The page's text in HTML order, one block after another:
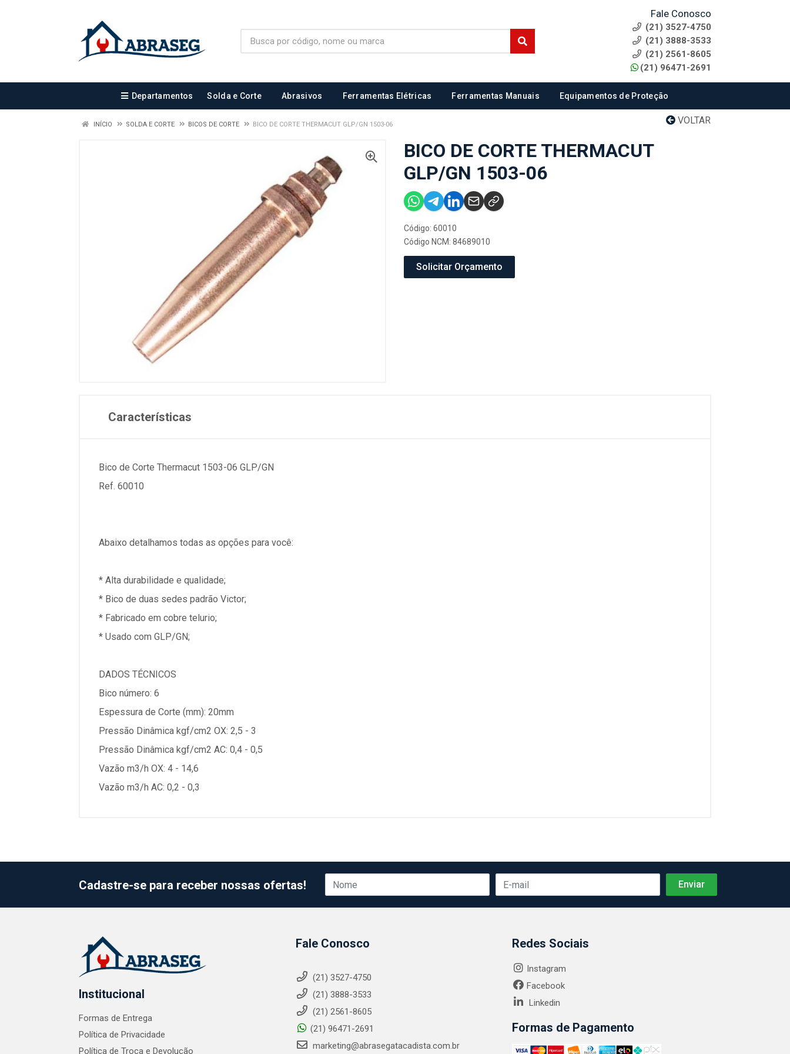
Fale Conosco
(21) 3527-4750
(21) 3888-3533
(21) 2561-8605
(21) 96471-2691
Departamentos Solda e Corte Abrasivos Ferramentas Elétricas Ferramentas Manuais Equipamentos de Proteção
VOLTAR
INÍCIO SOLDA E CORTE BICOS DE CORTE BICO DE CORTE THERMACUT GLP/GN 1503-06
BICO DE CORTE THERMACUT
GLP/GN 1503-06
Código: 60010
Código NCM: 84689010
Solicitar Orçamento
Características
Bico de Corte Thermacut 1503-06 GLP/GN
Ref. 60010
Abaixo detalhamos todas as opções para você:
* Alta durabilidade e qualidade;
* Bico de duas sedes padrão Victor;
* Fabricado em cobre telurio;
* Usado com GLP/GN;
DADOS TÉCNICOS
Bico número: 6
Espessura de Corte (mm): 20mm
Pressão Dinâmica kgf/cm2 OX: 2,5 - 3
Pressão Dinâmica kgf/cm2 AC: 0,4 - 0,5
Vazão m3/h OX: 4 - 14,6
Vazão m3/h AC: 0,2 - 0,3
Cadastre-se para receber nossas ofertas!
Institucional
Formas de Entrega
Política de Privacidade
Política de Troca e Devolução
Fale Conosco
(21) 3527-4750
(21) 3888-3533
(21) 2561-8605
(21) 96471-2691
marketing@abrasegatacadista.com.br
Redes Sociais
Instagram
Facebook
Linkedin
Formas de Pagamento